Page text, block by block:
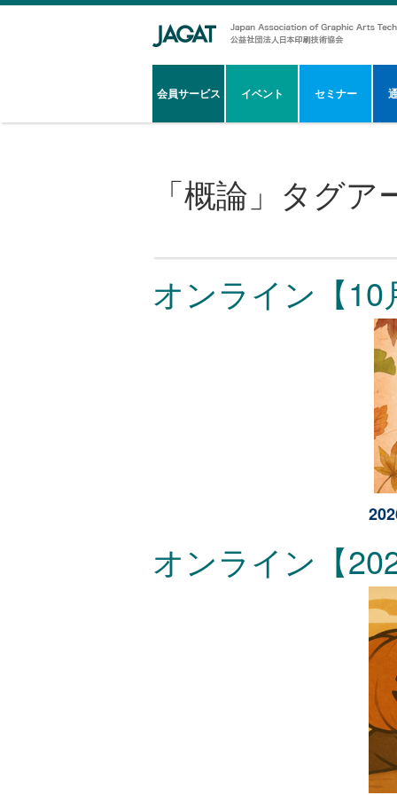
会員サービス イベント セミナー
「概論 」タグア
オンライン【10
オンライン【